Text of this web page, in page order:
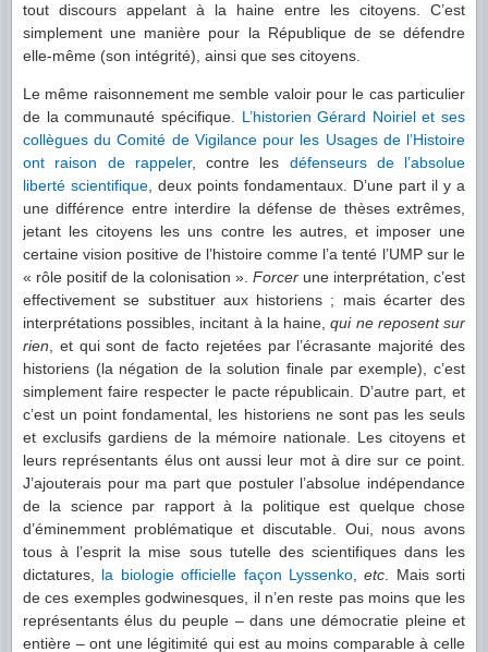
tout discours appelant à la haine entre les citoyens. C’est
simplement une manière pour la République de se défendre
elle-même (son intégrité), ainsi que ses citoyens.
Le même raisonnement me semble valoir pour le cas particulier
de la communauté spécifique. L’historien Gérard Noiriel et ses
collègues du Comité de Vigilance pour les Usages de l’Histoire
ont raison de rappeler, contre les défenseurs de l’absolue
liberté scientifique , deux points fondamentaux. D’une part il y a
une différence entre interdire la défense de thèses extrêmes,
jetant les citoyens les uns contre les autres, et imposer une
certaine vision positive de l’histoire comme l’a tenté l’UMP sur le
« rôle positif de la colonisation ». Forcer une interprétation, c’est
effectivement se substituer aux historiens ; mais écarter des
interprétations possibles, incitant à la haine,qui ne reposent sur
rien , et qui sont de facto rejetées par l’écrasante majorité des
historiens (la négation de la solution finale par exemple), c’est
simplement faire respecter le pacte républicain. D’autre part, et
c’est un point fondamental, les historiens ne sont pas les seuls
et exclusifs gardiens de la mémoire nationale. Les citoyens et
leurs représentants élus ont aussi leur mot à dire sur ce point.
J’ajouterais pour ma part que postuler l’absolue indépendance
de la science par rapport à la politique est quelque chose
d’éminemment problématique et discutable. Oui, nous avons
tous à l’esprit la mise sous tutelle des scientifiques dans les
dictatures, la biologie officielle façon Lyssenko,etc . Mais sorti
de ces exemples godwinesques, il n’en reste pas moins que les
représentants élus du peuple – dans une démocratie pleine et
entière – ont une légitimité qui est au moins comparable à celle